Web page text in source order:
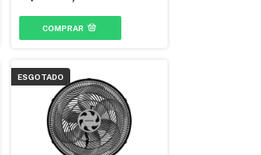
ESGOTADO